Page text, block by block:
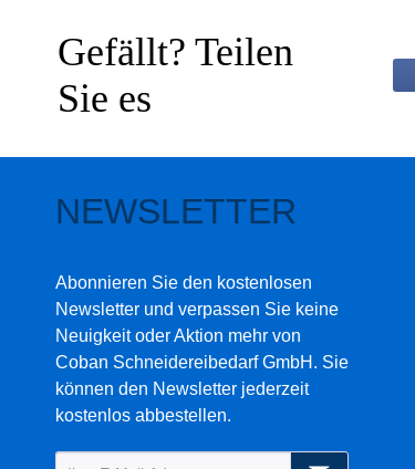
Gefällt? Teilen
Sie es
NEWSLETTER
Abonnieren Sie den kostenlosen
Newsletter und verpassen Sie keine
Neuigkeit oder Aktion mehr von
Coban Schneidereibedarf GmbH. Sie
können den Newsletter jederzeit
kostenlos abbestellen.